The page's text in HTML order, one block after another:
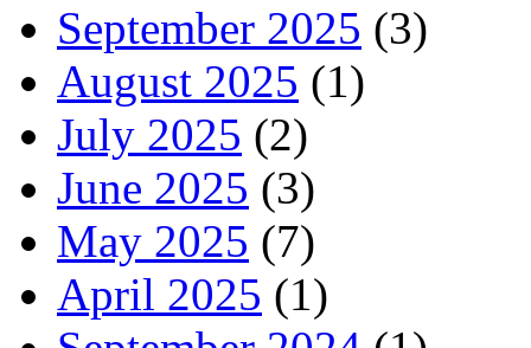
September 2025 (3)
August 2025 (1)
July 2025 (2)
June 2025 (3)
May 2025 (7)
April 2025 (1)